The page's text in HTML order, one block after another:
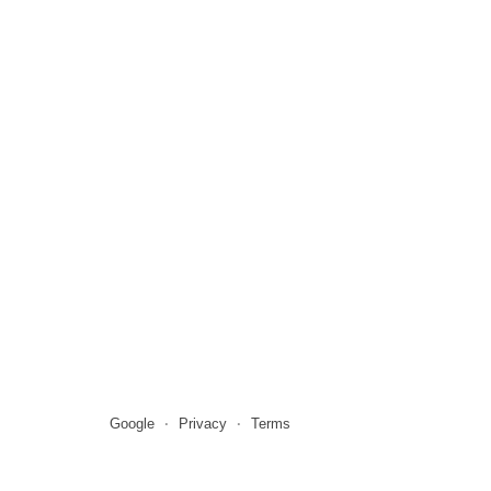
Google Privacy Terms